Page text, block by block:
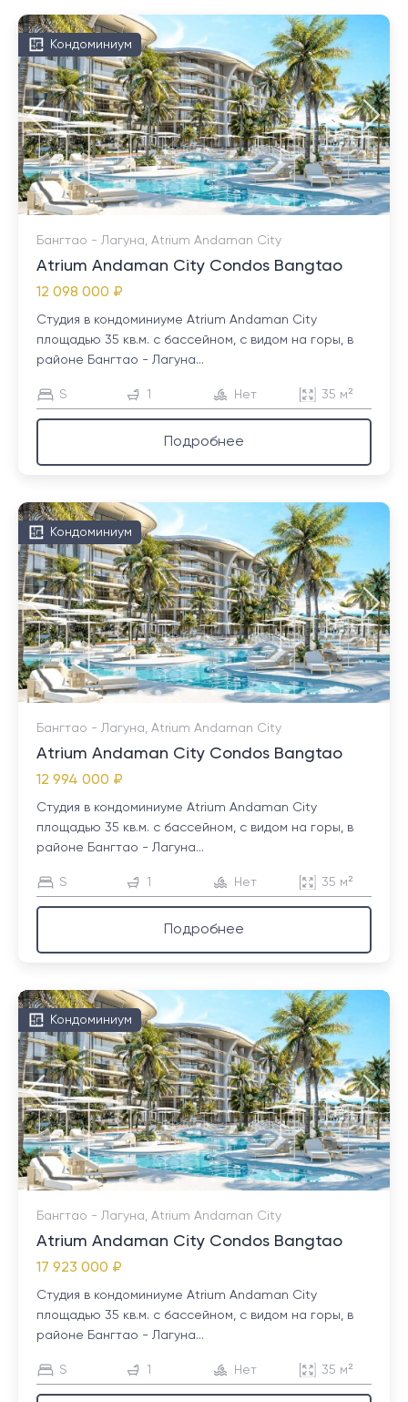
Кондоминиум
Бангтао - Лагуна, Atrium Andaman City
Atrium Andaman City Condos Bangtao
12 098 000 ₽
Студия в кондоминиуме Atrium Andaman City
площадью 35 кв.м. с бассейном, с видом на горы, в
районе Бангтао - Лагуна...
S 1 Нет 35 м²
Подробнее
Кондоминиум
Бангтао - Лагуна, Atrium Andaman City
Atrium Andaman City Condos Bangtao
12 994 000 ₽
Студия в кондоминиуме Atrium Andaman City
площадью 35 кв.м. с бассейном, с видом на горы, в
районе Бангтао - Лагуна...
S 1 Нет 35 м²
Подробнее
Кондоминиум
Бангтао - Лагуна, Atrium Andaman City
Atrium Andaman City Condos Bangtao
17 923 000 ₽
Студия в кондоминиуме Atrium Andaman City
площадью 35 кв.м. с бассейном, с видом на горы, в
районе Бангтао - Лагуна...
S 1 Нет 35 м²